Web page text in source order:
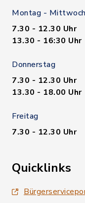
Montag - Mittwoch
7.30 - 12.30 Uhr
13.30 - 16:30 Uhr
Donnerstag
7.30 - 12.30 Uhr
13.30 - 18.00 Uhr
Freitag
7.30 - 12.30 Uhr
Quicklinks